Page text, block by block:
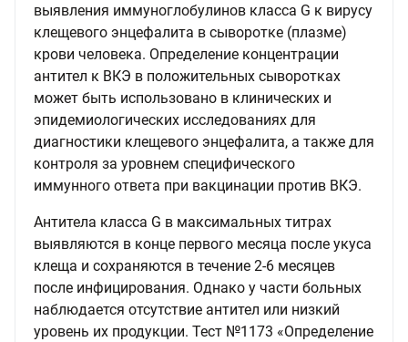
выявления иммуноглобулинов класса G к вирусу
клещевого энцефалита в сыворотке (плазме)
крови человека. Определение концентрации
антител к ВКЭ в положительных сыворотках
может быть использовано в клинических и
эпидемиологических исследованиях для
диагностики клещевого энцефалита, а также для
контроля за уровнем специфического
иммунного ответа при вакцинации против ВКЭ.
Антитела класса G в максимальных титрах
выявляются в конце первого месяца после укуса
клеща и сохраняются в течение 2-6 месяцев
после инфицирования. Однако у части больных
наблюдается отсутствие антител или низкий
уровень их продукции. Тест №1173 «Определение